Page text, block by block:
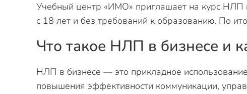
Учебный центр «ИМО» приглашает на курс
с 18 лет и без требований к образованию. По
Что такое НЛП в бизнесе и
НЛП в бизнесе — это прикладное
повышения эффективности коммуникации,